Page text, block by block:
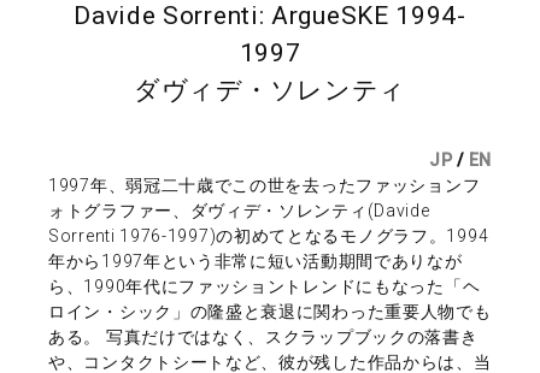
Davide Sorrenti: ArgueSKE 1994-
1997
ダヴィデ・ソレンティ
JP / EN
1997年、弱冠二十歳でこの世を去ったファッションフ
ォトグラファー、ダヴィデ・ソレンティ(Davide
Sorrenti 1976-1997)の初めてとなるモノグラフ。1994
年から1997年という非常に短い活動期間でありなが
ら、1990年代にファッショントレンドにもなった「ヘ
ロイン・シック」の隆盛と衰退に関わった重要人物でも
ある。 写真だけではなく、スクラップブックの落書き
や、コンタクトシートなど、彼が残した作品からは、当